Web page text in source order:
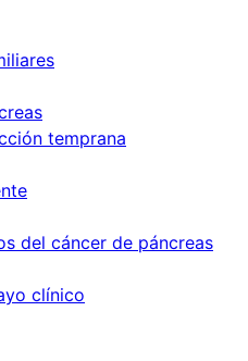
temprana
del cáncer de páncreas
clínico